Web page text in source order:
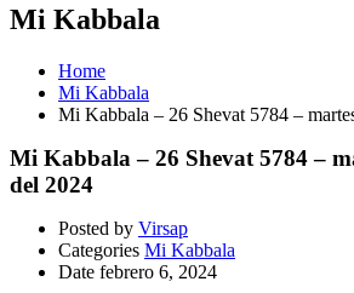
Mi Kabbala
Home
Mi Kabbala
Mi Kabbala – 26 Shevat 5784 –
Mi Kabbala – 26 Shevat 5784 –
del 2024
Posted by Virsap
Categories Mi Kabbala
Date febrero 6, 2024